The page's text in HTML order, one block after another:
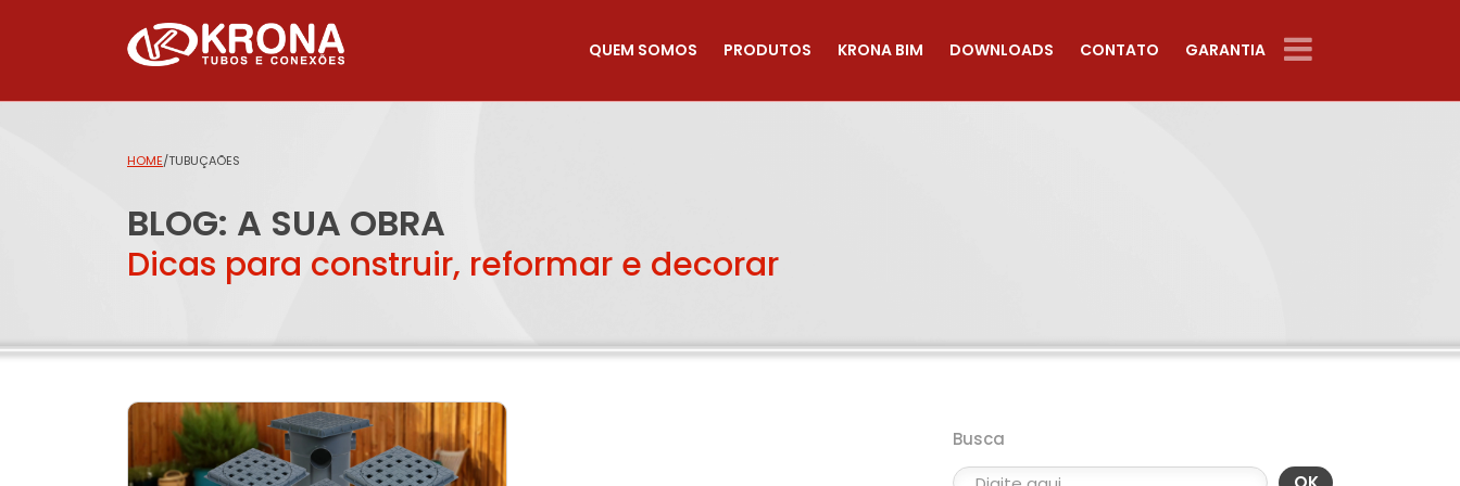
QUEM SOMOS PRODUTOS KRONA BIM DOWNLOADS CONTATO GARANTIA
HOME/TUBUÇAÕES
BLOG: A SUA OBRA
Dicas para construir, reformar e decorar
Busca